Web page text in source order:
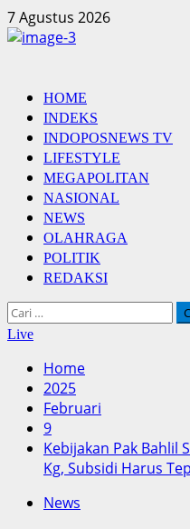
Skip
to
7 Agustus 2026
Primary
Menu
HOME
INDEKS
INDOPOSNEWS TV
LIFESTYLE
MEGAPOLITAN
NASIONAL
NEWS
OLAHRAGA
POLITIK
REDAKSI
Cari
untuk:
Live
Home
2025
Februari
9
Kebijakan Pak Bahlil
Kg, Subsidi Harus
News